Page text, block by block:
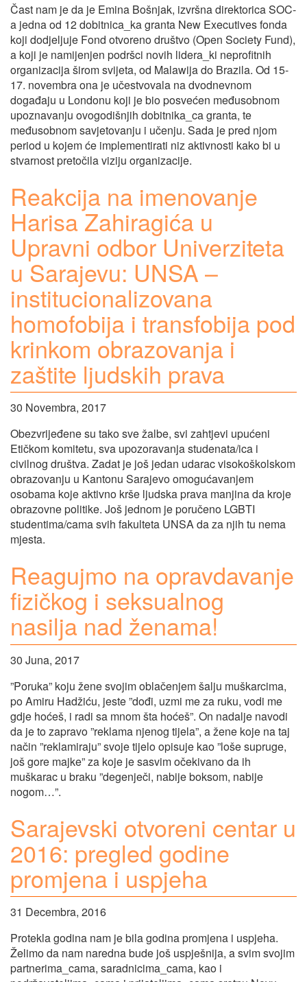
Čast nam je da je Emina Bošnjak, izvršna direktorica SOC-
a jedna od 12 dobitnica_ka granta New Executives fonda
koji dodjeljuje Fond otvoreno društvo (Open Society Fund),
a koji je namijenjen podršci novih lidera_ki neprofitnih
organizacija širom svijeta, od Malawija do Brazila. Od 15-
17. novembra ona je učestvovala na dvodnevnom
događaju u Londonu koji je bio posvećen međusobnom
upoznavanju ovogodišnjih dobitnika_ca granta, te
međusobnom savjetovanju i učenju. Sada je pred njom
period u kojem će implementirati niz aktivnosti kako bi u
stvarnost pretočila viziju organizacije.
Reakcija na imenovanje
Harisa Zahiragića u
Upravni odbor Univerziteta
u Sarajevu: UNSA –
institucionalizovana
homofobija i transfobija pod
krinkom obrazovanja i
zaštite ljudskih prava
30 Novembra, 2017
Obezvrijeđene su tako sve žalbe, svi zahtjevi upućeni
Etičkom komitetu, sva upozoravanja studenata/ica i
civilnog društva. Zadat je još jedan udarac visokoškolskom
obrazovanju u Kantonu Sarajevo omogućavanjem
osobama koje aktivno krše ljudska prava manjina da kroje
obrazovne politike. Još jednom je poručeno LGBTI
studentima/cama svih fakulteta UNSA da za njih tu nema
mjesta.
Reagujmo na opravdavanje
fizičkog i seksualnog
nasilja nad ženama!
30 Juna, 2017
”Poruka” koju žene svojim oblačenjem šalju muškarcima,
po Amiru Hadžiću, jeste ”dođi, uzmi me za ruku, vodi me
gdje hoćeš, i radi sa mnom šta hoćeš”. On nadalje navodi
da je to zapravo ”reklama njenog tijela”, a žene koje na taj
način ”reklamiraju” svoje tijelo opisuje kao ”loše supruge,
još gore majke” za koje je sasvim očekivano da ih
muškarac u braku ”degenječi, nabije boksom, nabije
nogom…”.
Sarajevski otvoreni centar u
2016: pregled godine
promjena i uspjeha
31 Decembra, 2016
Protekla godina nam je bila godina promjena i uspjeha.
Želimo da nam naredna bude još uspješnija, a svim svojim
partnerima_cama, saradnicima_cama, kao i